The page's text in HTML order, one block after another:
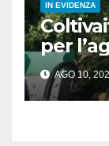
IN EVIDENZA
per
AGO 10,